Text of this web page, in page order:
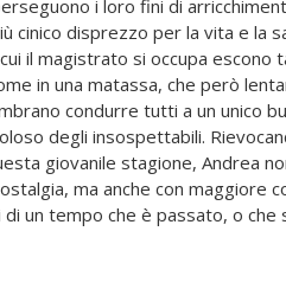
di un tempo che è passato, o che